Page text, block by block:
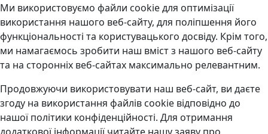
Ми використовуємо файли cookie для оптимізації
використання нашого веб-сайту, для поліпшення його
функціональності та користувацького досвіду. Крім того,
ми намагаємось зробити наш вміст з нашого веб-сайту
та на сторонніх веб-сайтах максимально релевантним.
Продовжуючи використовувати наш веб-сайт, ви даєте
згоду на використання файлів cookie відповідно до
нашої політики конфіденційності. Для отримання